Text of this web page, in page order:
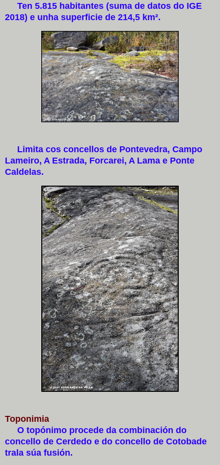
Ten 5.815 habitantes (suma de datos do IGE
2018) e unha superficie de 214,5 km².
Limita cos concellos de Pontevedra, Campo
Lameiro, A Estrada, Forcarei, A Lama e Ponte
Caldelas.
Toponimia
O topónimo procede da combinación do
concello de Cerdedo e do concello de Cotobade
trala súa fusión.